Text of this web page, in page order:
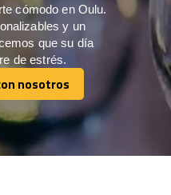
cómodo en Oulu.
y un
que su día
de estrés.
nosotros
nosotros